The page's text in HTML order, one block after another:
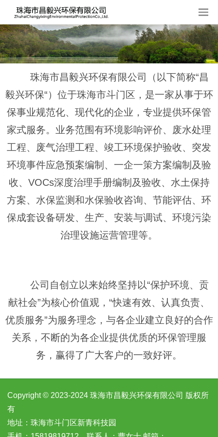
珠海市昌毅兴环保有限公司（以下简称“昌
毅兴环保“）位于珠海市斗门区，是一家从事于环
保事业规范化、现代化的企业，专业提供环保管
家式服务。业务范围有环境影响评价、废水处理
工程、废气治理工程、竣工环境保护验收、突发
环境事件应急预案编制、一企一策方案编制及验
收、VOCs深度治理手册编制及验收、水土保持
方案、水保监测和水保验收咨询、节能评估、环
保成套设备研发、生产、安装与调试、环境污染
治理设施运营管理等。
公司自创立以来始终坚持以“保护环境、贡
献社会”为核心价值观，“快速有效、认真负责、
优质服务”为服务理念，与各企业建立良好的合作
关系，不断的为各企业提供优质的环保管理服
务，赢得了广大客户的一致好评。
Copyright © 2023-2024 珠海市昌毅兴环保有限公司 版权所
有
地址：珠海市斗门区新青科技园